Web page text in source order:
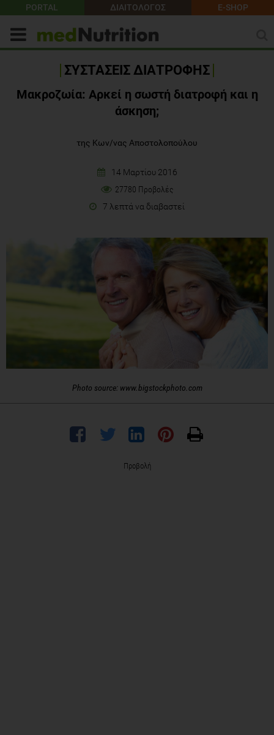
PORTAL ΔΙΑΙΤΟΛΟΓΟΣ E-SHOP
ΣΥΣΤΑΣΕΙΣ ΔΙΑΤΡΟΦΗΣ
Μακροζωία: Αρκεί η σωστή διατροφή και η
άσκηση;
της Κων/νας Αποστολοπούλου
14 Μαρτίου 2016
27780 Προβολές
7 λεπτά να διαβαστεί
Photo source: www.bigstockphoto.com
Προβολή